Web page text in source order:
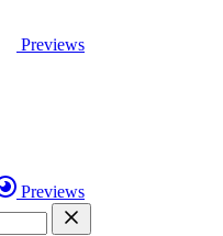
Previews
Previews